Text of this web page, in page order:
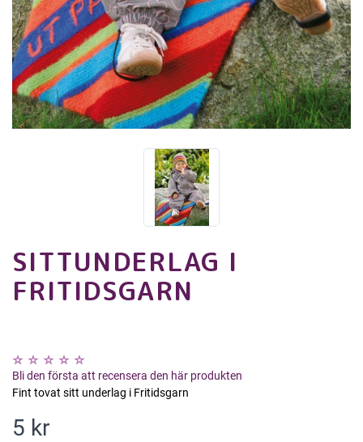
SITTUNDERLAG I
FRITIDSGARN
Bli den första att recensera den här produkten
Fint tovat sitt underlag i Fritidsgarn
5 kr